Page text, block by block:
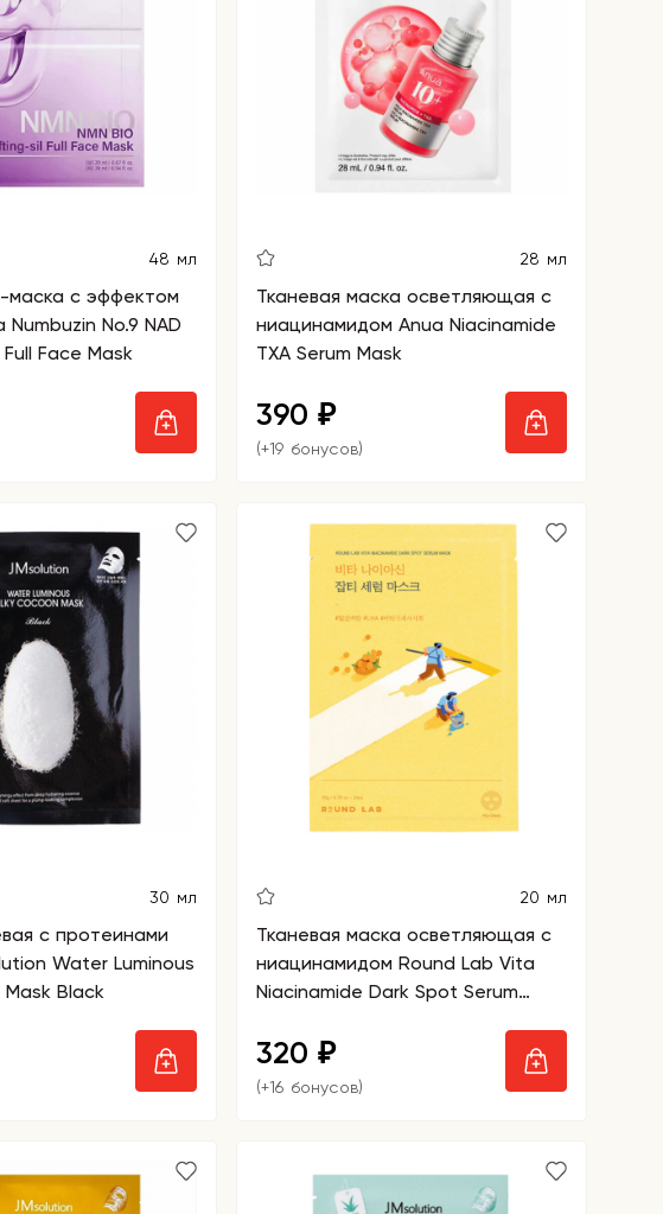
48 мл
маска с эффектом
No.9 NAD
Face Mask
28 мл
Тканевая маска осветляющая с
ниацинамидом Anua Niacinamide
TXA Serum Mask
390 ₽
(+19 бонусов)
30 мл
с протеинами
Water Luminous
Black
20 мл
Тканевая маска осветляющая с
ниацинамидом Round Lab Vita
Niacinamide Dark Spot Serum
320 ₽
(+16 бонусов)